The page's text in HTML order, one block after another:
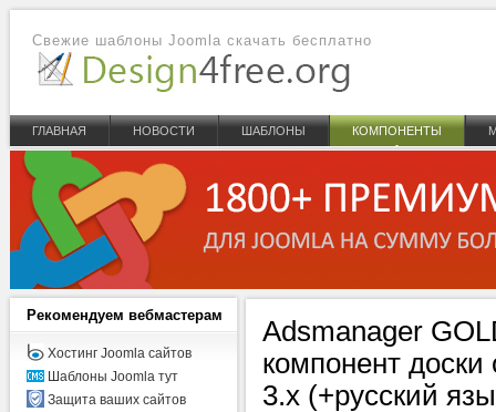
Свежие шаблоны Joomla скачать бесплатно
ГЛАВНАЯ НОВОСТИ ШАБЛОНЫ КОМПОНЕНТЫ
Adsmanager
компонент
3.x (+русский
Рекомендуем вебмастерам
Хостинг Joomla сайтов
Шаблоны Joomla тут
Защита ваших сайтов